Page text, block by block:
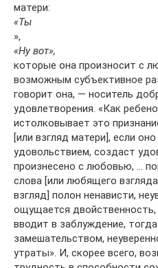
матери:
«Ты
»,
«Ну вот»,
которые она произносит с
возможным субъективное
говорит она, — носитель
удовлетворения. «Как
истолковывает это
[или взгляд матери], если
удовольствием, создаст
произнесено с любовью, …
слова [или любящего
взгляд] полон ненависти,
ощущается двойственность,
вводит в заблуждение,
замешательством,
утраты». И, скорее всего,